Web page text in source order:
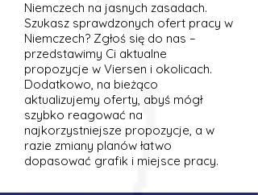
Niemczech na jasnych zasadach.
Szukasz sprawdzonych ofert pracy w
Niemczech? Zgłoś się do nas –
przedstawimy Ci aktualne
propozycje w Viersen i okolicach.
Dodatkowo, na bieżąco
aktualizujemy oferty, abyś mógł
szybko reagować na
najkorzystniejsze propozycje, a w
razie zmiany planów łatwo
dopasować grafik i miejsce pracy.